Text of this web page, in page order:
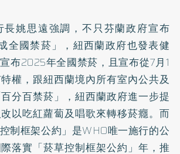
長姚思遠強調，不只芬蘭政府宣布
全國禁菸」，紐西蘭政府也發表健
布2025年全國禁菸，且宣布從7月1
權，跟紐西蘭境內所有室內公共及
分百禁菸」，紐西蘭政府進一步提
以吃紅蘿蔔及唱歌來轉移菸癮。而
制框架公約」是WHO唯一施行的公
落實「菸草控制框架公約」年，推